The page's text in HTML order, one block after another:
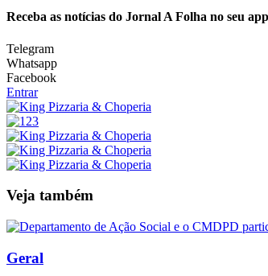
Receba as notícias do Jornal A Folha no seu
Telegram
Whatsapp
Facebook
Entrar
Veja também
Geral